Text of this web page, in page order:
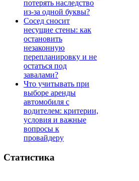
потерять наследство
из-за одной буквы?
Сосед сносит
несущие стены: как
остановить
незаконную
перепланировку и не
остаться под
завалами?
Что учитывать при
выборе аренды
автомобиля с
водителем: критерии,
условия и важные
вопросы к
провайдеру
Статистика